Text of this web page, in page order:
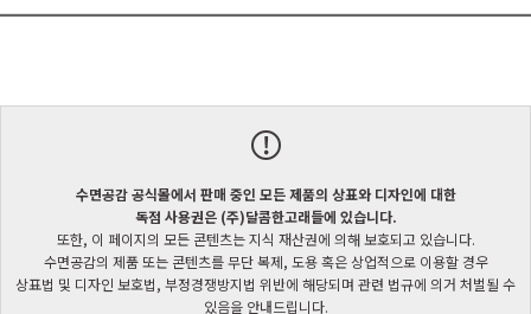
수면공감 공식몰에서 판매 중인 모든 제품의 상표와 디자인에 대한
독점 사용권은 (주)달콤한고래들에 있습니다.
또한, 이 페이지의 모든 콘텐츠는 지식 재산권에 의해 보호되고 있습니다.
수면공감의 제품 또는 콘텐츠를 무단 복제, 도용 혹은 상업적으로 이용할 경우
상표법 및 디자인 보호법, 부정경쟁방지법 위반에 해당되며 관련 법규에 의거 처벌될 수
있음을 안내드립니다.